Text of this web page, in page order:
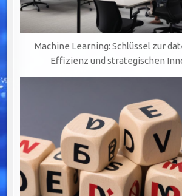
Machine Learning: Schlüssel zur
Effizienz und strategischen